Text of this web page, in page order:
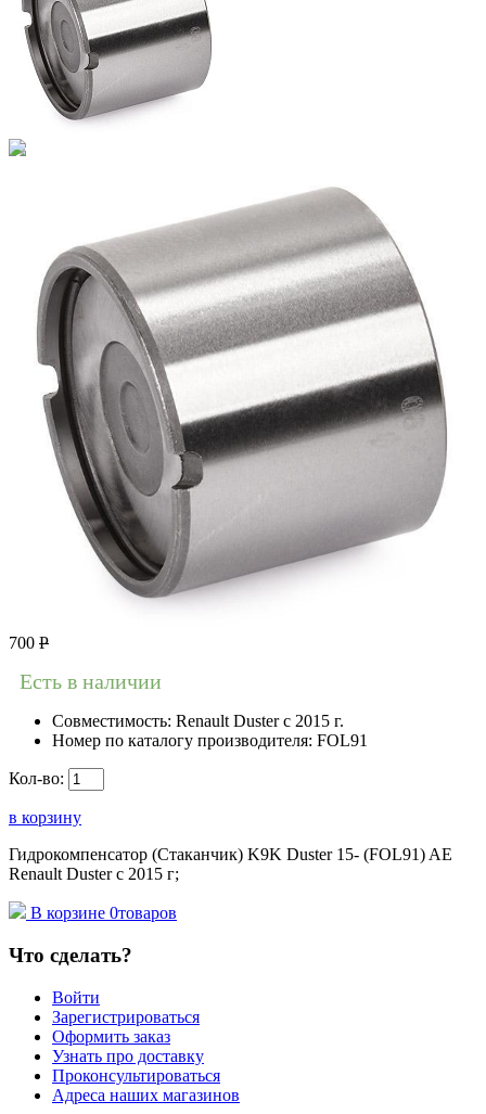
700 Р
Есть в наличии
Совместимость: Renault Duster с 2015 г.
Номер по каталогу производителя: FOL91
Кол-во:
в корзину
Гидрокомпенсатор (Стаканчик) K9K Duster 15- (FOL91) AE
Renault Duster с 2015 г;
В корзине 0товаров
Что сделать?
Войти
Зарегистрироваться
Оформить заказ
Узнать про доставку
Проконсультироваться
Адреса наших магазинов